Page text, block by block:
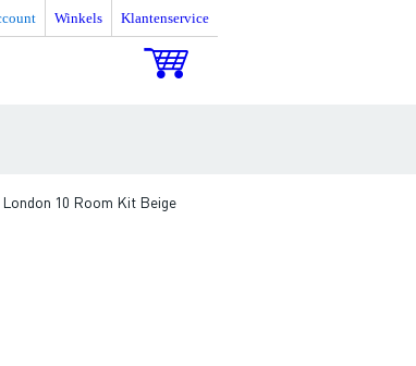
Winkels Klantenservice
10 Room Kit Beige